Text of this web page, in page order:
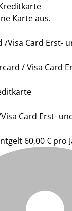
Karte aus.
/Visa Card Erst-
/ Visa Card
Card Erst-
60,00 € pro